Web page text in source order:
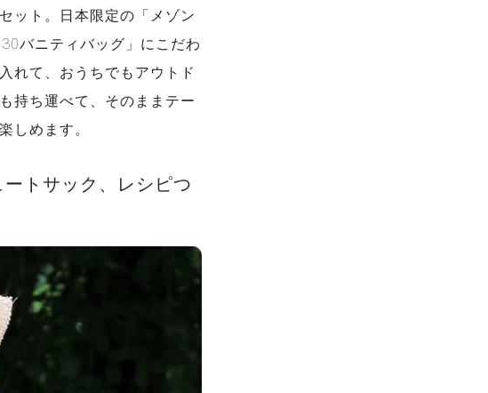
ット。日本限定の「メゾン
バニティバッグ」にこだわ
れて、おうちでもアウトド
持ち運べて、そのままテー
しめます。
トサック、レシピつ